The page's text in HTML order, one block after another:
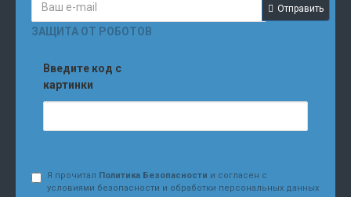
Отправить
ЗАЩИТА ОТ РОБОТОВ
Введите код с
картинки
Я прочитал Политика Безопасности и согласен с
условиями безопасности и обработки персональных данных